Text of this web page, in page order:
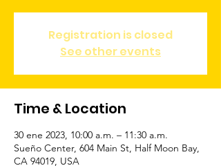
Registration is closed
See other events
Time & Location
30 ene 2023, 10:00 a.m. – 11:30 a.m.
Sueño Center, 604 Main St, Half Moon Bay,
CA 94019, USA